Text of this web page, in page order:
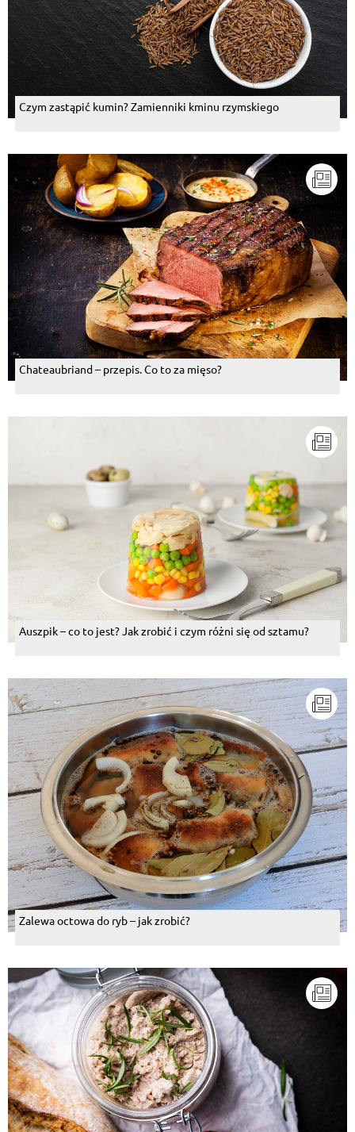
Czym zastąpić kumin? Zamienniki kminu rzymskiego
Chateaubriand – przepis. Co to za mięso?
Auszpik – co to jest? Jak zrobić i czym różni się od sztamu?
Zalewa octowa do ryb – jak zrobić?